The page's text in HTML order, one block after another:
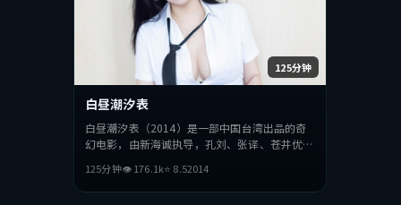
125分钟
白昼潮汐表
白昼潮汐表（2014）是一部中国台湾出品的奇
幻电影，由新海诚执导，孔刘、张译、苍井优等
与抉择，节奏张弛有度，适合喜欢该类型的观众
完整观看。
125分钟👁176.1k⭐ 8.52014